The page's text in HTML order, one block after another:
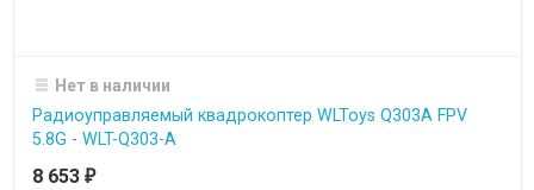
Нет в наличии
Радиоуправляемый квадрокоптер WLToys Q303A FPV
5.8G - WLT-Q303-A
8 653 ₽